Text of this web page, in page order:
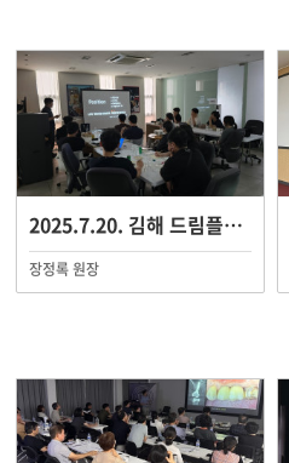
2025.7.20. 김해 드림플란트치과병원 원내 세미나
장정록 원장